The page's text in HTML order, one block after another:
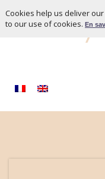
Cookies help us deliver
to our use of cookies.En